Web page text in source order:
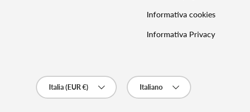
Informativa cookies
Informativa Privacy
Paese/Regione
Italia (EUR €)
Lingua
Italiano